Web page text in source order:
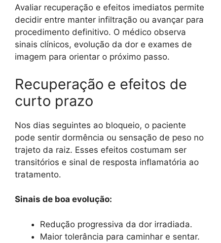
Avaliar recuperação e efeitos imediatos permite
decidir entre manter infiltração ou avançar para
procedimento definitivo. O médico observa
sinais clínicos, evolução da dor e exames de
imagem para orientar o próximo passo.
Recuperação e efeitos de
curto prazo
Nos dias seguintes ao bloqueio, o paciente
pode sentir dormência ou sensação de peso no
trajeto da raiz. Esses efeitos costumam ser
transitórios e sinal de resposta inflamatória ao
tratamento.
Sinais de boa evolução:
Redução progressiva da dor irradiada.
Maior tolerância para caminhar e sentar.